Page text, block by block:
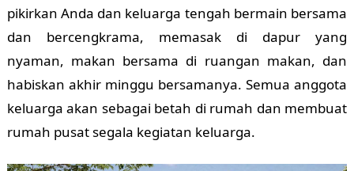
pikirkan Anda dan keluarga tengah bermain bersama
dan bercengkrama, memasak di dapur yang
nyaman, makan bersama di ruangan makan, dan
habiskan akhir minggu bersamanya. Semua anggota
keluarga akan sebagai betah di rumah dan membuat
rumah pusat segala kegiatan keluarga.